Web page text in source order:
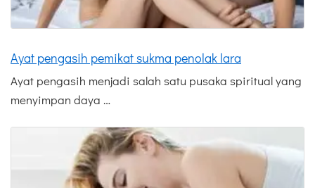
Ayat pengasih pemikat sukma penolak lara
Ayat pengasih menjadi salah satu pusaka spiritual yang
menyimpan daya …